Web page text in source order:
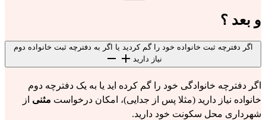
و بعد ؟
اگر دفترچه ثبت خانواده خود را گم کردید یا اگر به دفترچه ثبت خانواده دوم
نیاز دارید
اگر دفترچه خانوادگی خود را گم کرده اید یا به یک دفترچه دوم
خانواده نیاز دارید (مثلا پس از جدایی)، امکان درخواست مثنی از
شهرداری محل سکونت خود دارید.